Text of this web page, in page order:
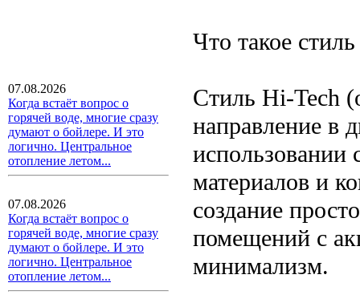
07.08.2026
Когда встаёт вопрос о
горячей воде, многие сразу
думают о бойлере. И это
логично. Центральное
отопление летом...
07.08.2026
Когда встаёт вопрос о
горячей воде, многие сразу
думают о бойлере. И это
логично. Центральное
отопление летом...
Что такое
Стиль Hi-Tech
направление в
использовании
материалов и
создание
помещений с
минимализм.